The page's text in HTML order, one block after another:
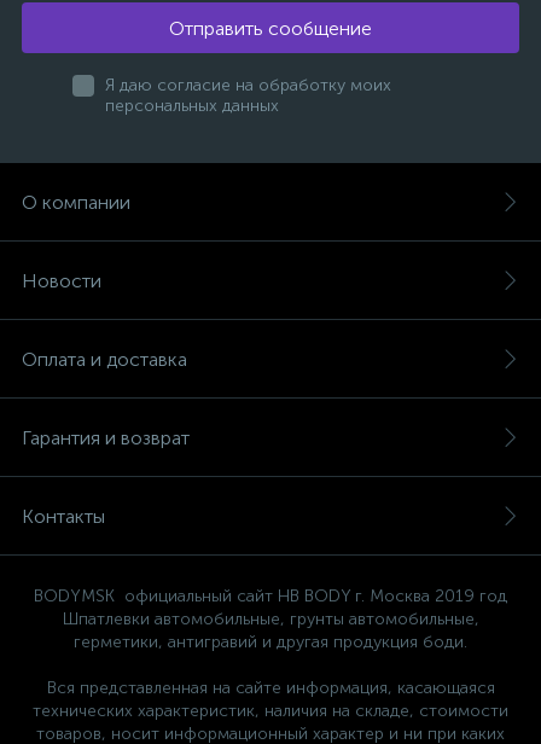
Отправить сообщение
Я даю согласие на обработку моих
персональных данных
О компании
Новости
Оплата и доставка
Гарантия и возврат
Контакты
BODYMSK официальный сайт HB BODY г. Москва 2019 год
Шпатлевки автомобильные, грунты автомобильные,
герметики, антигравий и другая продукция боди.
Вся представленная на сайте информация, касающаяся
технических характеристик, наличия на складе, стоимости
товаров, носит информационный характер и ни при каких